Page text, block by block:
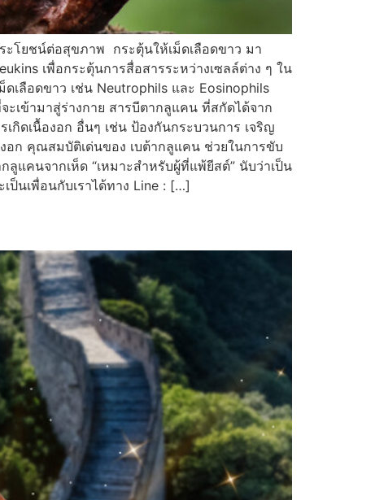
ะโยชน์ต่อสุขภาพ กระตุ้นให้เม็ดเลือดขาว มา
เพื่อกระตุ้นการสื่อสารระหว่างเซลล์ต่าง ๆ ใน
เลือดขาว เช่น Neutrophils และ Eosinophils
เข้ามาสู่ร่างกาย สารบีตากลูแคน ที่สกัดได้จาก
ดเนื้องอก อื่นๆ เช่น ป้องกันกระบวนการ เจริญ
อก คุณสมบัติเด่นของ เบต้ากลูแคน ช่วยในการขับ
แคนจากเห็ด “เหมาะสำหรับผู้ที่แพ้ยีสต์” นับว่าเป็น
นเพื่อนกับเราได้ทาง Line : […]